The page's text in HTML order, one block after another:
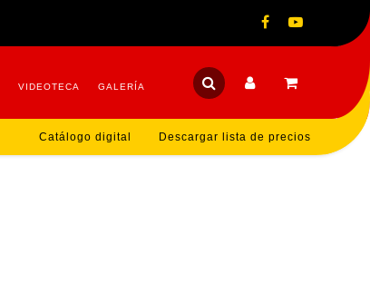
VIDEOTECA GALERÍA
Catálogo digital Descargar lista de precios